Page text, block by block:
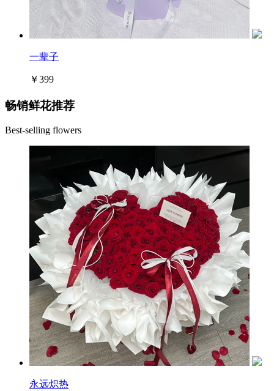
一辈子
￥399
畅销鲜花推荐
Best-selling flowers
永远炽热